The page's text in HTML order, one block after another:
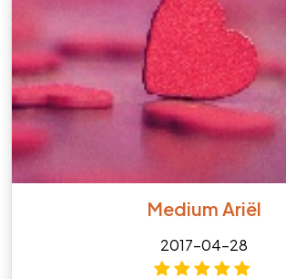
Medium Ariël
2017-04-28